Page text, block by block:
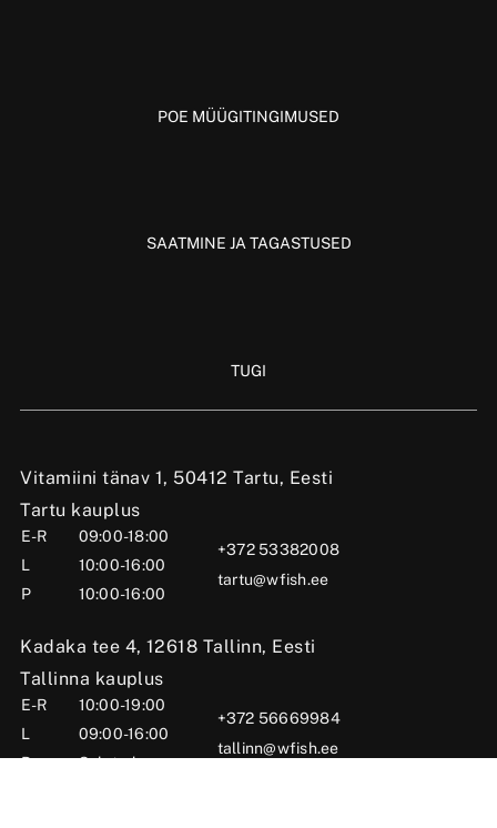
Vitamiini tänav 1, 50412 Tartu, Eesti
Tartu kauplus
E-R
09:00-18:00
L
10:00-16:00
P
10:00-16:00
+372 53382008
tartu@wfish.ee
Kadaka tee 4, 12618 Tallinn, Eesti
Tallinna kauplus
E-R
10:00-19:00
L
09:00-16:00
P
Suletud
+372 56669984
tallinn@wfish.ee
POE MÜÜGITINGIMUSED
SAATMINE JA TAGASTUSED
TUGI